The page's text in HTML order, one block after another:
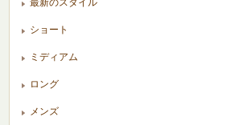
ショート
ミディアム
ロング
メンズ